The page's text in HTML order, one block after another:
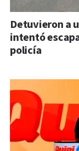
Detuvieron a
intentó
policía